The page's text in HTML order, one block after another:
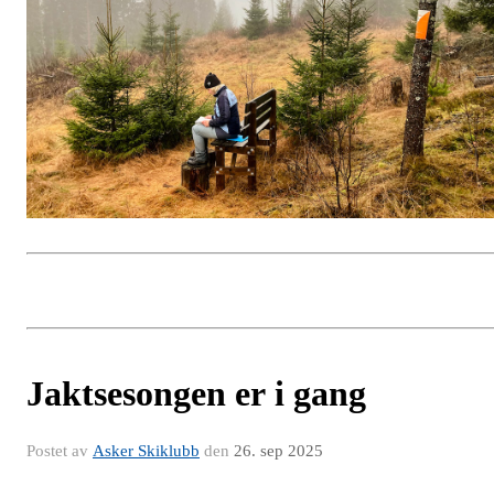
Jaktsesongen er i gang
Postet av Asker Skiklubb den 26. sep 2025